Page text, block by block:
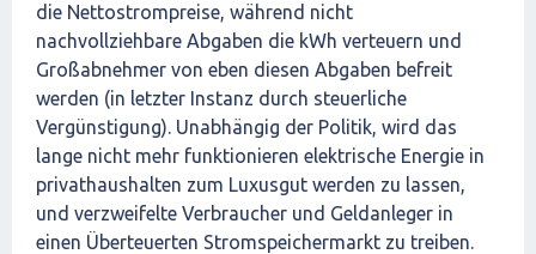
die Nettostrompreise, während nicht
nachvollziehbare Abgaben die kWh verteuern und
Großabnehmer von eben diesen Abgaben befreit
werden (in letzter Instanz durch steuerliche
Vergünstigung). Unabhängig der Politik, wird das
lange nicht mehr funktionieren elektrische Energie in
privathaushalten zum Luxusgut werden zu lassen,
und verzweifelte Verbraucher und Geldanleger in
einen Überteuerten Stromspeichermarkt zu treiben.